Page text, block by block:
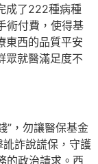
成了222種病種
術付費，使得基
東西的品質平安
眾就醫滿足度不
”，勿讓醫保基金
訛詐說謊保，守護
的政治請求。西